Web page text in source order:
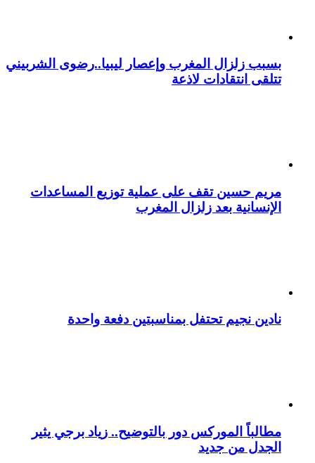
بسبب زلزال المغرب وإعصار ليبيا..رضوى الشربيني
تتلقى انتقادات لاذعة
مريم حسين تقف على عملية توزيع المساعدات
الإنسانية بعد زلزال المغرب
نادين نجيم تحتفل بمناسبتين دفعة واحدة
مطالباً الموركس دور بالتوضيح.. زياد برجي يثير
الجدل من جديد